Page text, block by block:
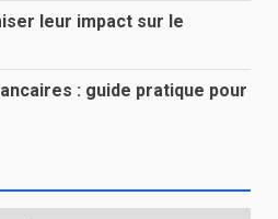
leur impact sur le
: guide pratique pour